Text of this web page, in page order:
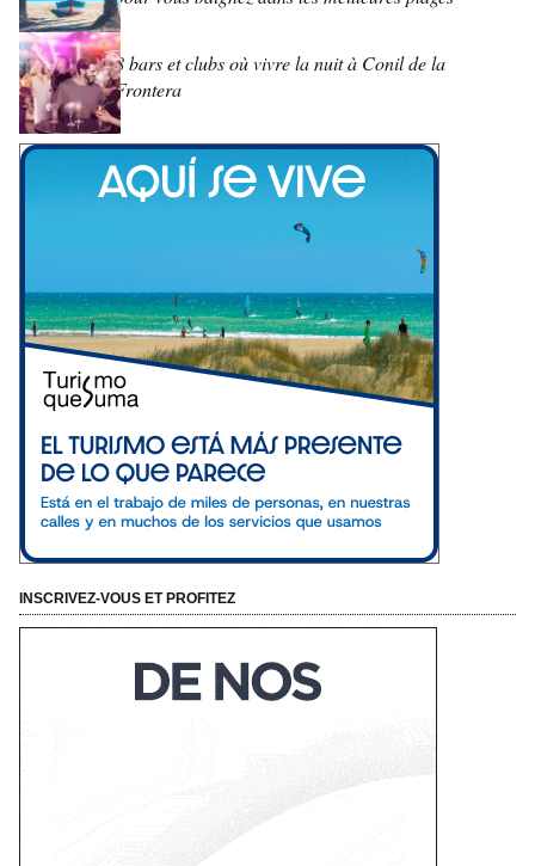
8 bars et clubs où vivre la nuit à Conil de la
Frontera
INSCRIVEZ-VOUS ET PROFITEZ